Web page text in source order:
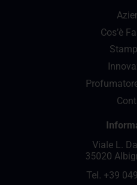
Cos’è
Viale L.
35020
Tel. +39